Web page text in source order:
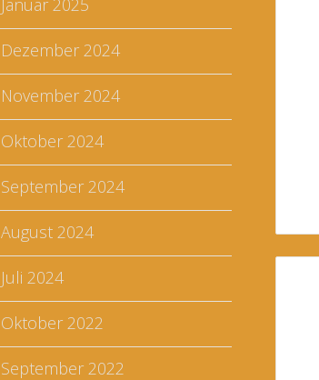
Januar 2025
Dezember 2024
November 2024
Oktober 2024
September 2024
August 2024
Juli 2024
Oktober 2022
September 2022